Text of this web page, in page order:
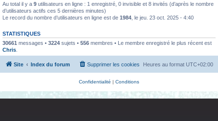
Au total il y a 9 utilisateurs en ligne : 1 enregistré, 0 invisible et 8 invités (d’après le nombre
d’utilisateurs actifs ces 5 dernières minutes)
Le record du nombre d’utilisateurs en ligne est de 1984 , le jeu. 23 oct. 2025 - 4:40
STATISTIQUES
30661 messages • 3224 sujets • 556 membres • Le membre enregistré le plus récent est
Chris
Site Index du forum Heures au format UTC+02:00
Supprimer les cookies
Confidentialité | Conditions